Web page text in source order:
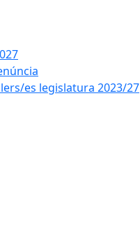
es legislatura 2023/27